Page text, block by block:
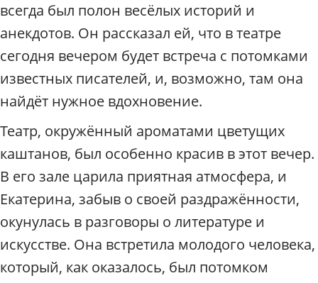
у
с
всегда был полон весёлых историй и
анекдотов. Он рассказал ей, что в театре
сегодня вечером будет встреча с потомками
известных писателей, и, возможно, там она
найдёт нужное вдохновение.
Театр, окружённый ароматами цветущих
каштанов, был особенно красив в этот вечер.
В его зале царила приятная атмосфера, и
Екатерина, забыв о своей раздражённости,
окунулась в разговоры о литературе и
искусстве. Она встретила молодого человека,
который, как оказалось, был потомком